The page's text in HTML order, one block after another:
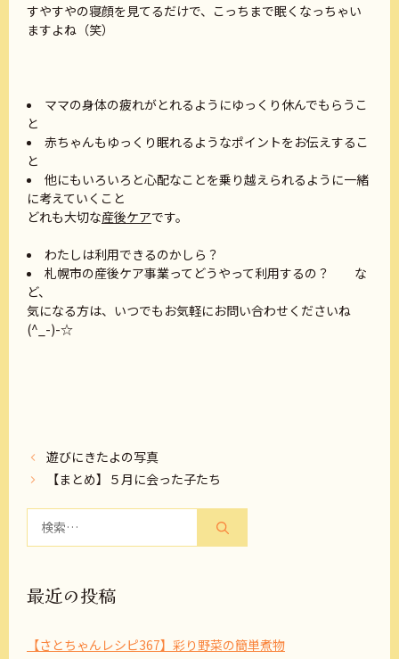
すやすやの寝顔を見てるだけで、こっちまで眠くなっちゃい
ますよね（笑）
ママの身体の疲れがとれるようにゆっくり休んでもらうこ
と
赤ちゃんもゆっくり眠れるようなポイントをお伝えするこ
と
他にもいろいろと心配なことを乗り越えられるように一緒
に考えていくこと
どれも大切な産後ケアです。
わたしは利用できるのかしら？
札幌市の産後ケア事業ってどうやって利用するの？ な
ど、
気になる方は、いつでもお気軽にお問い合わせくださいね
(^_-)-☆
遊びにきたよの写真
【まとめ】５月に会った子たち
最近の投稿
【さとちゃんレシピ367】彩り野菜の簡単煮物